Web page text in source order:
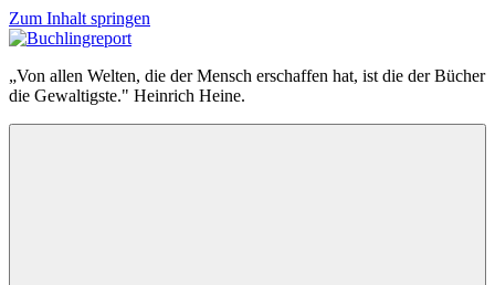
Zum Inhalt springen
Buchlingreport
„Von allen Welten, die der Mensch erschaffen hat, ist die der Bücher
die Gewaltigste." Heinrich Heine.